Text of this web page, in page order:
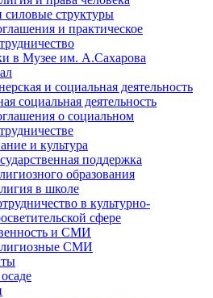
структуры
и практическое
в Музее им. А.Сахарова
и социальная деятельность
социальная деятельность
о социальном
и культура
поддержка
образования
в школе
в культурно-
сфере
и СМИ
СМИ